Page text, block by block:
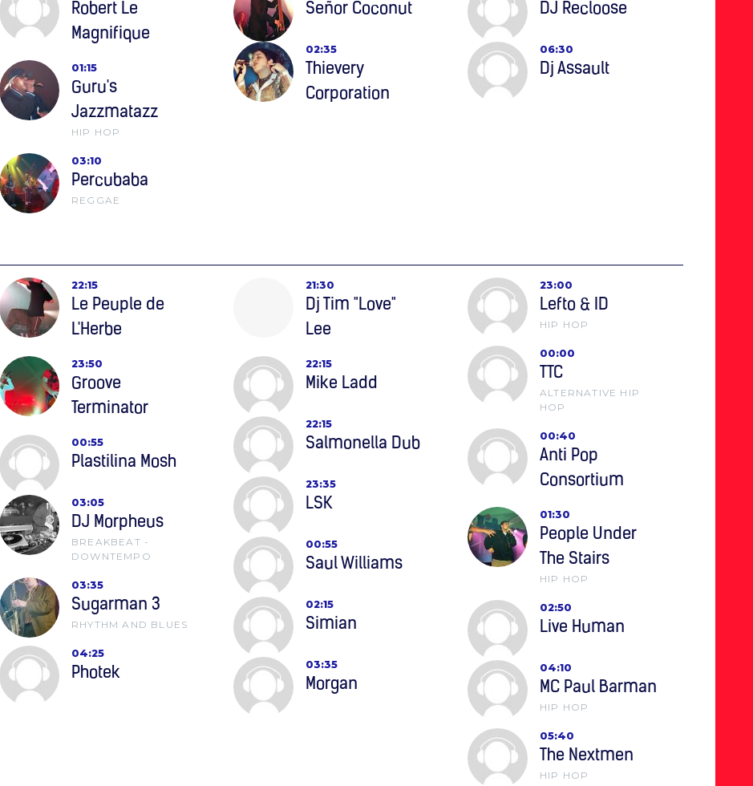
Robert Le
Magnifique
01:15
Guru's
Jazzmatazz
HIP HOP
03:10
Percubaba
REGGAE
Señor Coconut
02:35
Thievery
Corporation
DJ Recloose
06:30
Dj Assault
22:15
Le Peuple de
L'Herbe
23:50
Groove
Terminator
00:55
Plastilina Mosh
03:05
DJ Morpheus
BREAKBEAT -
DOWNTEMPO
03:35
Sugarman 3
RHYTHM AND BLUES
04:25
Photek
21:30
Dj Tim "Love"
Lee
22:15
Mike Ladd
22:15
Salmonella Dub
23:35
LSK
00:55
Saul Williams
02:15
Simian
03:35
Morgan
23:00
Lefto & ID
HIP HOP
00:00
TTC
ALTERNATIVE HIP
HOP
00:40
Anti Pop
Consortium
01:30
People Under
The Stairs
HIP HOP
02:50
Live Human
04:10
MC Paul Barman
HIP HOP
05:40
The Nextmen
HIP HOP